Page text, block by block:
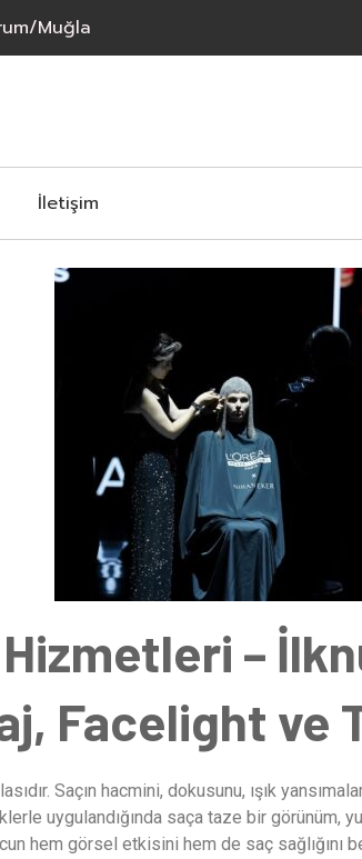
Muğla
İletişim
–
Facelight ve
Saçın hacmini, dokusunu, ışık
uygulandığında saça taze bir görünüm,
hem görsel etkisini hem de saç sağlığını